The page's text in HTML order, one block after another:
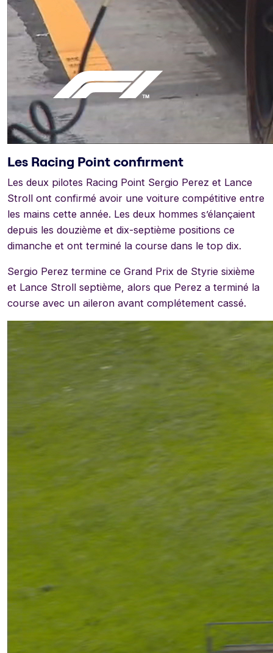
Les Racing Point confirment
Les deux pilotes Racing Point Sergio Perez et Lance
Stroll ont confirmé avoir une voiture compétitive entre
les mains cette année. Les deux hommes s’élançaient
depuis les douzième et dix-septième positions ce
dimanche et ont terminé la course dans le top dix.
Sergio Perez termine ce Grand Prix de Styrie sixième
et Lance Stroll septième, alors que Perez a terminé la
course avec un aileron avant complétement cassé.